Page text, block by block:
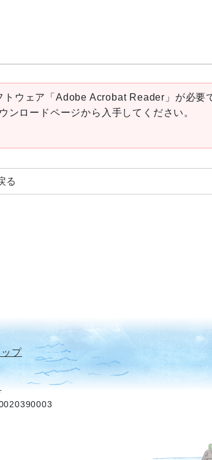
ウェア「Adobe Acrobat Reader」が必要
ロードページから入手してください。
る
プ